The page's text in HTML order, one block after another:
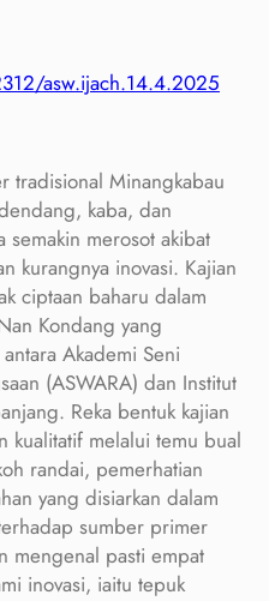
asw.ijach.14.4.2025
tradisional Minangkabau
kaba, dan
semakin merosot akibat
kurangnya inovasi. Kajian
ciptaan baharu dalam
Kondang yang
Akademi Seni
(ASWARA) dan Institut
Reka bentuk kajian
kualitatif melalui temu bual
randai, pemerhatian
yang disiarkan dalam
sumber primer
mengenal pasti empat
inovasi, iaitu tepuk